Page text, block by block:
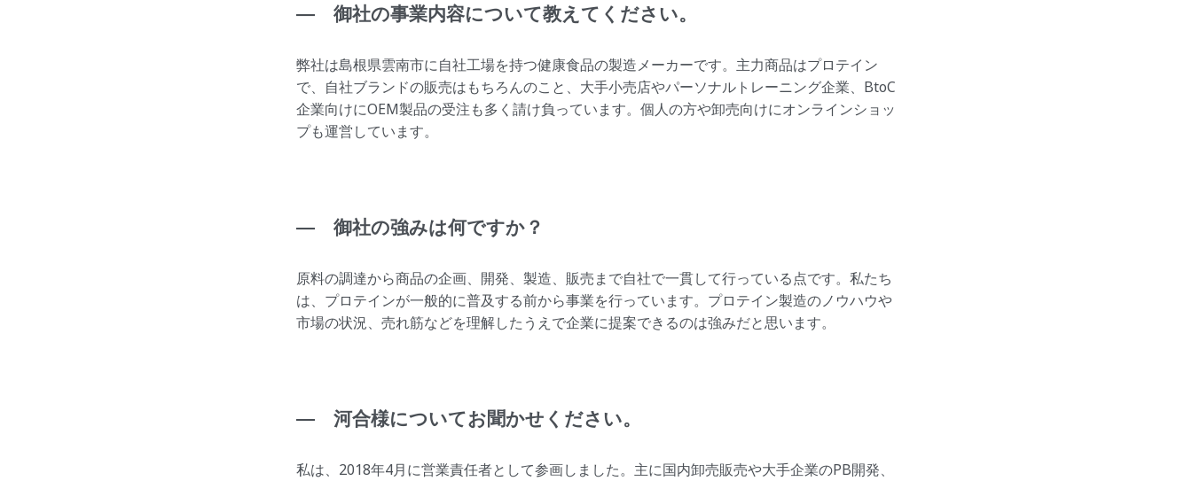
― 御社の事業内容について教えてください。
弊社は島根県雲南市に自社工場を持つ健康食品の製造メーカーです。主力商品はプロテイン
で、自社ブランドの販売はもちろんのこと、大手小売店やパーソナルトレーニング企業、BtoC
企業向けにOEM製品の受注も多く請け負っています。個人の方や卸売向けにオンラインショッ
プも運営しています。
― 御社の強みは何ですか？
原料の調達から商品の企画、開発、製造、販売まで自社で一貫して行っている点です。私たち
は、プロテインが一般的に普及する前から事業を行っています。プロテイン製造のノウハウや
市場の状況、売れ筋などを理解したうえで企業に提案できるのは強みだと思います。
― 河合様についてお聞かせください。
私は、2018年4月に営業責任者として参画しました。主に国内卸売販売や大手企業のPB開発、